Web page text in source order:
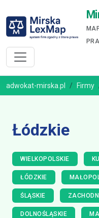
adwokat-mirska.pl Firmy
Łódzkie
WIELKOPOLSKIE
ŁÓDZKIE
ŚLĄSKIE
DOLNOŚLĄSKIE